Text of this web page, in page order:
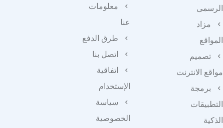
الرسمى
مزاد
المواقع
تصميم
مواقع الانترنت
برمجة
التطبيقات
الذكية
معلومات
عنا
طرق الدفع
اتصل بنا
اتفاقية
الإستخدام
سياسة
الخصوصية